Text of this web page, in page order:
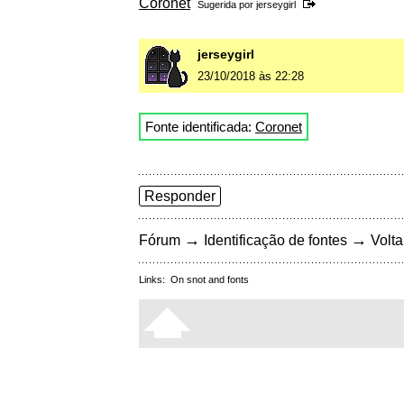
Sugerida por jerseygirl
jerseygirl
23/10/2018 às 22:28
Fonte identificada: Coronet
Responder
Fórum → Identificação de fontes →
Links: On snot and fonts